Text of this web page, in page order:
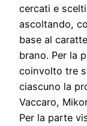
cercati e
ascoltando,
base al
brano. Per la
coinvolto tre
ciascuno la
Vaccaro,
Per la parte